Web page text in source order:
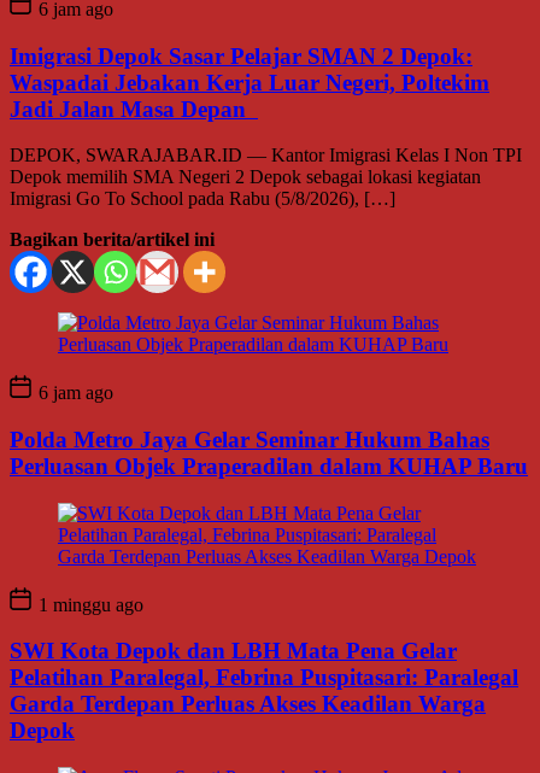
6 jam ago
Imigrasi Depok Sasar Pelajar SMAN 2 Depok:
Waspadai Jebakan Kerja Luar Negeri, Poltekim
Jadi Jalan Masa Depan
DEPOK, SWARAJABAR.ID — Kantor Imigrasi Kelas I Non TPI
Depok memilih SMA Negeri 2 Depok sebagai lokasi kegiatan
Imigrasi Go To School pada Rabu (5/8/2026), […]
Bagikan berita/artikel ini
6 jam ago
Polda Metro Jaya Gelar Seminar Hukum Bahas
Perluasan Objek Praperadilan dalam KUHAP Baru
1 minggu ago
SWI Kota Depok dan LBH Mata Pena Gelar
Pelatihan Paralegal, Febrina Puspitasari: Paralegal
Garda Terdepan Perluas Akses Keadilan Warga
Depok